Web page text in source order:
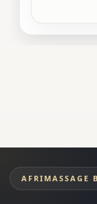
AFRIMASSAGE